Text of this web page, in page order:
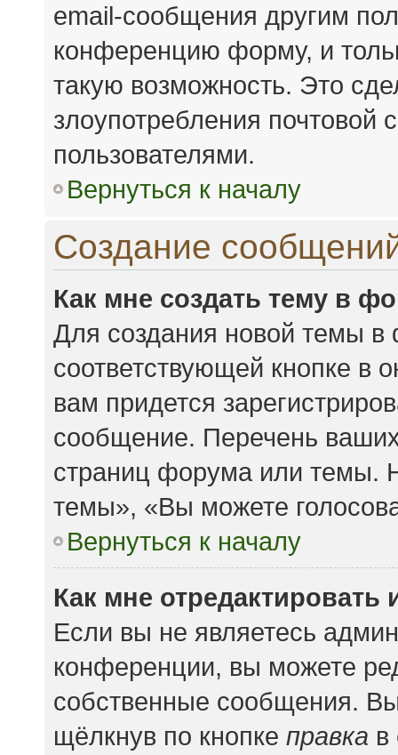
email-сообщения другим
конференцию форму, и
такую возможность. Это
злоупотребления
пользователями.
Вернуться к началу
Создание
Как мне создать тему в
Для создания новой темы
соответствующей кнопке
вам придется
сообщение. Перечень
страниц форума или темы.
темы», «Вы можете
Вернуться к началу
Как мне
Если вы не являетесь
конференции, вы можете
собственные сообщения.
щёлкнув по кнопке правка в